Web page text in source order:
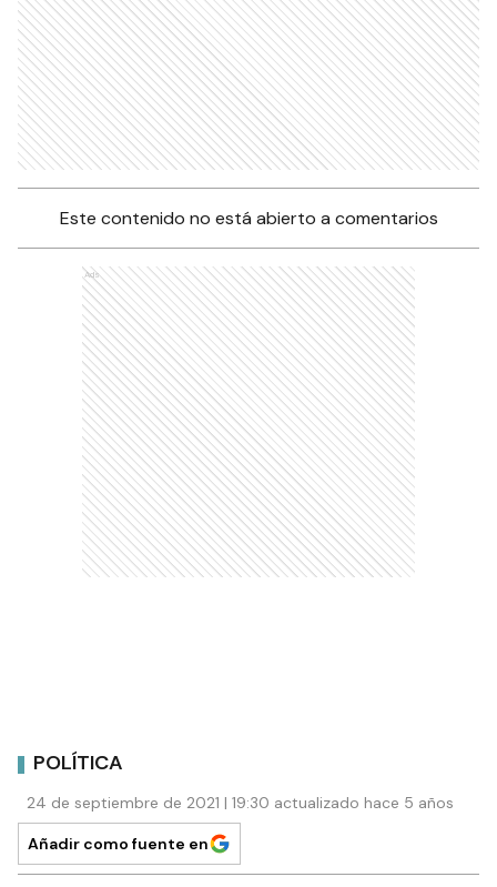
Este contenido no está abierto a comentarios
Ads
POLÍTICA
24 de septiembre de 2021 | 19:30 actualizado hace 5 años
Añadir como fuente en